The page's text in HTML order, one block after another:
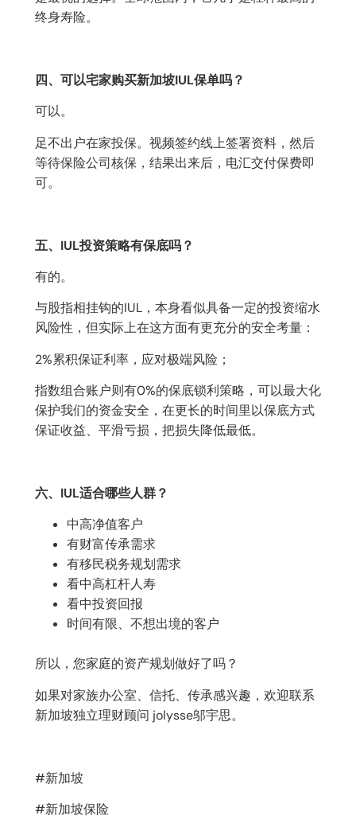
终身寿险。
四、可以宅家购买新加坡IUL保单吗？
可以。
足不出户在家投保。视频签约线上签署资料，然后
等待保险公司核保，结果出来后，电汇交付保费即
可。
五、IUL投资策略有保底吗？
有的。
与股指相挂钩的IUL，本身看似具备一定的投资缩水
风险性，但实际上在这方面有更充分的安全考量：
2%累积保证利率，应对极端风险；
指数组合账户则有0%的保底锁利策略，可以最大化
保护我们的资金安全，在更长的时间里以保底方式
保证收益、平滑亏损，把损失降低最低。
六、IUL适合哪些人群？
中高净值客户
有财富传承需求
有移民税务规划需求
看中高杠杆人寿
看中投资回报
时间有限、不想出境的客户
所以，您家庭的资产规划做好了吗？
如果对家族办公室、信托、传承感兴趣，欢迎联系
新加坡独立理财顾问 jolysse邬宇思。
#新加坡
#新加坡保险